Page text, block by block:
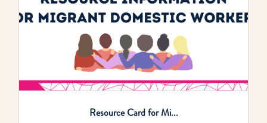
Resource Card for Mi...